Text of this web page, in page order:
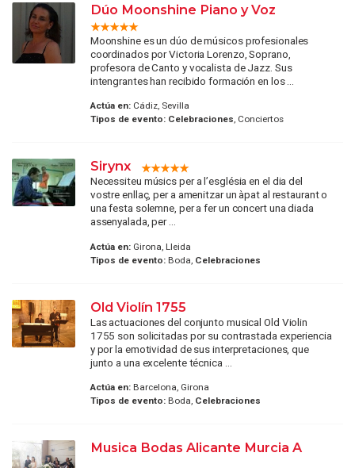
Dúo Moonshine Piano y Voz
Moonshine es un dúo de músicos profesionales
coordinados por Victoria Lorenzo, Soprano,
profesora de Canto y vocalista de Jazz. Sus
intengrantes han recibido formación en los ...
Actúa en:Cádiz, Sevilla
Tipos de evento: Celebraciones, Conciertos
Sirynx
Necessiteu músics per a l’església en el dia del
vostre enllaç, per a amenitzar un àpat al restaurant o
una festa solemne, per a fer un concert una diada
assenyalada, per ...
Actúa en:Girona, Lleida
Tipos de evento:Boda, Celebraciones
Old Violín 1755
Las actuaciones del conjunto musical Old Violin
1755 son solicitadas por su contrastada experiencia
y por la emotividad de sus interpretaciones, que
junto a una excelente técnica ...
Actúa en:Barcelona, Girona
Tipos de evento:Boda, Celebraciones
Musica Bodas Alicante Murcia A